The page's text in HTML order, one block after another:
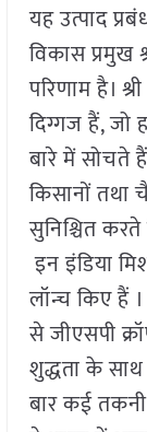
यह उत्पाद
विकास प्रमुख
परिणाम है।
दिग्गज हैं, जो
बारे में सोचते
किसानों तथा
सुनिश्चित
इन इंडिया
लॉन्च किए हैं
से जीएसपी
शुद्धता के
बार कई